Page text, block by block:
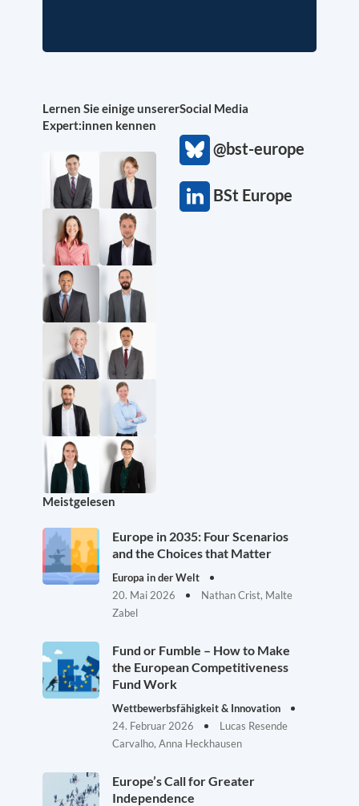
Lernen Sie einige unserer
Expert:innen kennen
Social Media
@bst-europe
BSt Europe
Meistgelesen
Europe in 2035: Four Scenarios
and the Choices that Matter
Europa in der Welt
20. Mai 2026
Nathan Crist, Malte
Zabel
Fund or Fumble – How to Make
the European Competitiveness
Fund Work
Wettbewerbsfähigkeit & Innovation
24. Februar 2026
Lucas Resende
Carvalho, Anna Heckhausen
Europe’s Call for Greater
Independence